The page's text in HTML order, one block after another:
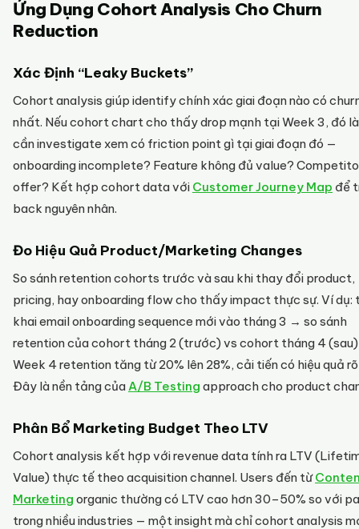
Ứng Dụng Cohort Analysis Cho Churn
Reduction
Xác Định “Leaky Buckets”
Cohort analysis giúp identify chính xác giai đoạn nào có
nhất. Nếu cohort chart cho thấy drop mạnh tại Week 3, đó
cần investigate xem có friction point gì tại giai đoạn đó —
onboarding incomplete? Feature không đủ value?
offer? Kết hợp cohort data với Customer Journey Map để
back nguyên nhân.
Đo Hiệu Quả Product/Marketing Changes
So sánh retention cohorts trước và sau khi thay đổi product,
pricing, hay onboarding flow cho thấy impact thực sự. Ví dụ:
khai email onboarding sequence mới vào tháng 3 → so sánh
retention của cohort tháng 2 (trước) vs cohort tháng 4
Week 4 retention tăng từ 20% lên 28%, cải tiến có hiệu quả rõ
Đây là nền tảng củaA/B Testing approach cho product
Phân Bổ Marketing Budget Theo LTV
Cohort analysis kết hợp với revenue data tính ra LTV
Value) thực tế theo acquisition channel. Users đến từ
Marketing organic thường có LTV cao hơn 30–50% so với
trong nhiều industries — một insight mà chỉ cohort analysis